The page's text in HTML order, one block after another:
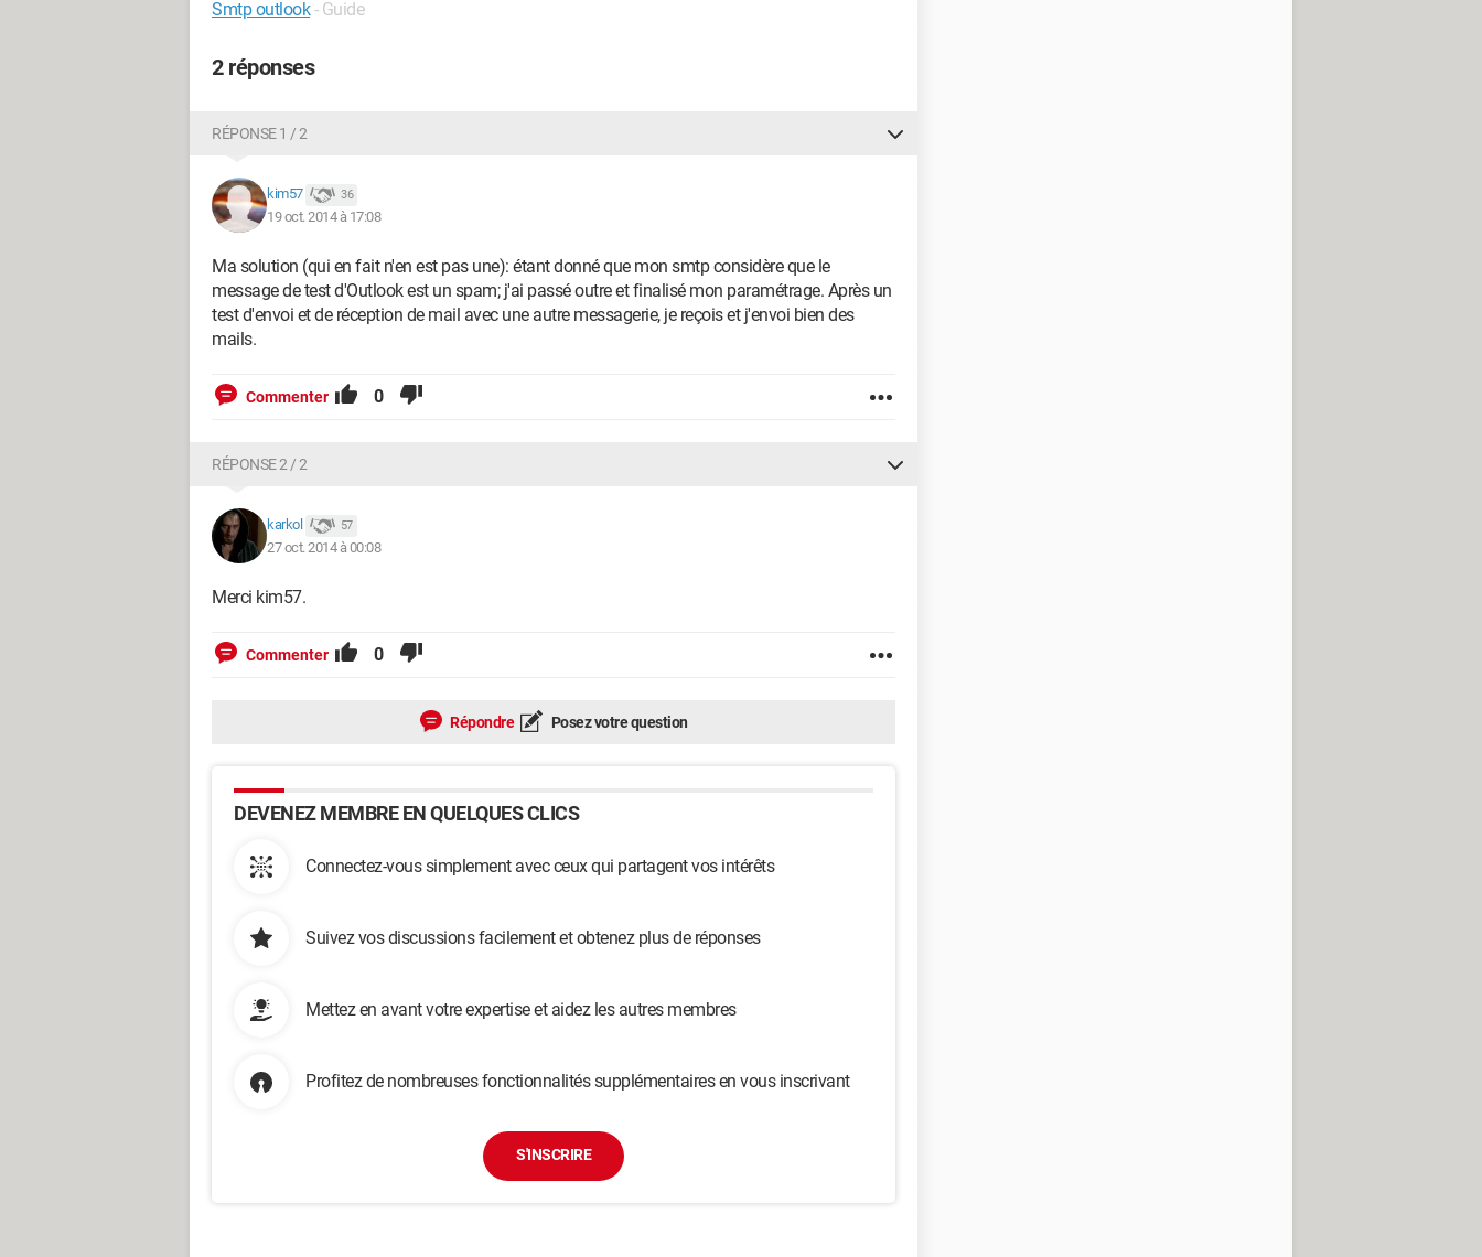
Smtp outlook - Guide
2 réponses
RÉPONSE 1 / 2
kim57 36
19 oct. 2014 à 17:08
Ma solution (qui en fait n'en est pas une): étant donné que mon smtp considère que le
message de test d'Outlook est un spam; j'ai passé outre et finalisé mon paramétrage. Après un
test d'envoi et de réception de mail avec une autre messagerie, je reçois et j'envoi bien des
mails.
Commenter 0
RÉPONSE 2 / 2
karkol 57
27 oct. 2014 à 00:08
Merci kim57.
Commenter 0
Répondre Posez votre question
DEVENEZ MEMBRE EN QUELQUES CLICS
Connectez-vous simplement avec ceux qui partagent vos intérêts
Suivez vos discussions facilement et obtenez plus de réponses
Mettez en avant votre expertise et aidez les autres membres
Profitez de nombreuses fonctionnalités supplémentaires en vous inscrivant
S'INSCRIRE